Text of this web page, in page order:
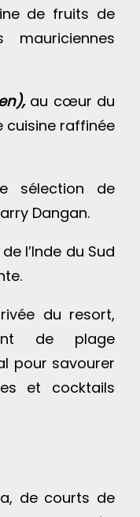
de fruits de
au cœur du
cuisine raffinée
sélection de
Dangan.
l’Inde du Sud
du resort,
de plage
pour savourer
et cocktails
de courts de